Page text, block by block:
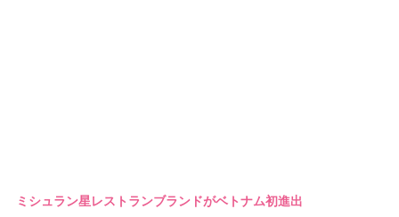
ミシュラン星レストランブランドがベトナム初進出